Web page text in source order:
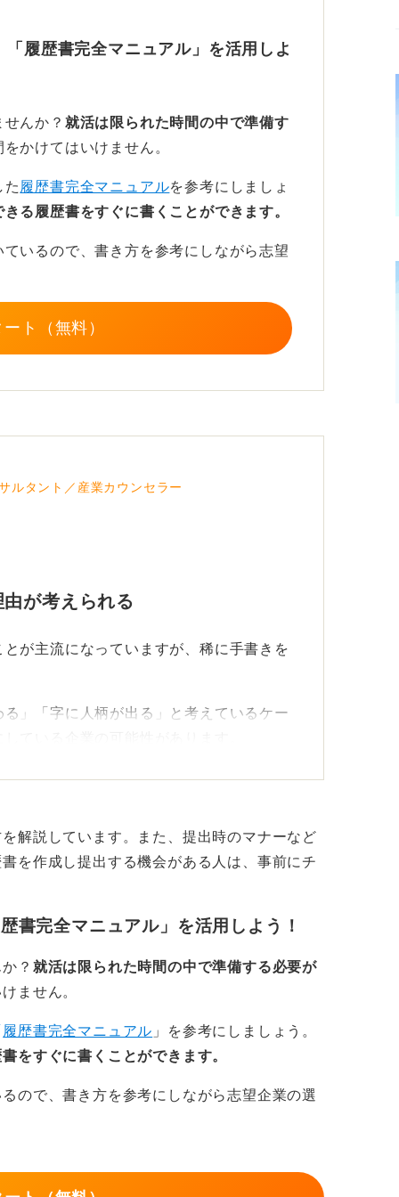
どれだけの大きさで書けば埋まるかとい
きます。
います。
う判断をこの人はどこでするのか、とい
履歴書完全マニュアル」を活用しよ
んか？ 就活は限られた時間の中で準備す
かけてはいけません。
た 履歴書完全マニュアルを参考にしましょ
る履歴書をすぐに書くことができます。
ているので、書き方を参考にしながら志望
ト（無料）
ルタント／産業カウンセラー
が考えられる
が主流になっていますが、稀に手書きを
」「字に人柄が出る」と考えているケー
であれば、パソコンを使わずに必ず手書
成してしまうと、志望度が低いと判断さ
こう
うまい下手よりも相手が読みやすいよう
意は必ず採用担当者に伝わりますし「仕
印象につながります。
ではないか」というマイナスの印象を与
解説しています。また、提出時のマナーなど
を作成し提出する機会がある人は、事前にチ
書完全マニュアル」を活用しよう！
？ 就活は限られた時間の中で準備する必要が
ません。
履歴書完全マニュアル 」を参考にしましょう。
をすぐに書くことができます。
ので、書き方を参考にしながら志望企業の選